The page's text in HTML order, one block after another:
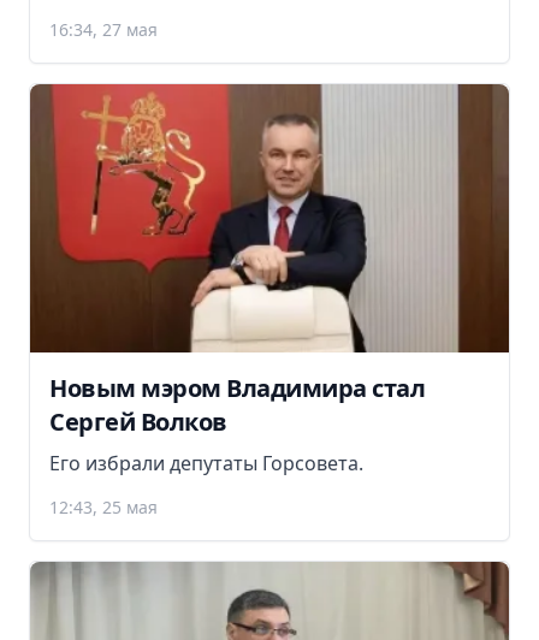
16:34, 27 мая
Новым мэром Владимира стал
Сергей Волков
Его избрали депутаты Горсовета.
12:43, 25 мая